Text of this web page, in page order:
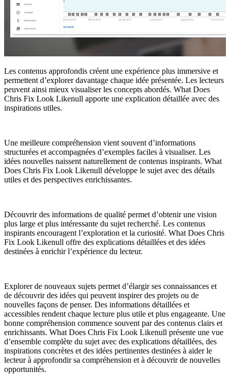
Les contenus approfondis créent une expérience plus immersive et
permettent d’explorer davantage chaque idée présentée. Les lecteurs
peuvent ainsi mieux visualiser les concepts abordés. What Does
Chris Fix Look Likenull apporte une explication détaillée avec des
inspirations utiles.
Une meilleure compréhension vient souvent d’informations
structurées et accompagnées d’exemples faciles à visualiser. Les
idées nouvelles naissent naturellement de contenus inspirants. What
Does Chris Fix Look Likenull développe le sujet avec des détails
utiles et des perspectives enrichissantes.
Découvrir des informations de qualité permet d’obtenir une vision
plus large et plus intéressante du sujet recherché. Les contenus
inspirants encouragent l’exploration et la curiosité. What Does Chris
Fix Look Likenull offre des explications détaillées et des idées
destinées à enrichir l’expérience du lecteur.
Explorer de nouveaux sujets permet d’élargir ses connaissances et
de découvrir des idées qui peuvent inspirer des projets ou de
nouvelles façons de penser. Des informations détaillées et
accessibles rendent chaque lecture plus utile et plus engageante. Une
bonne compréhension commence souvent par des contenus clairs et
enrichissants. What Does Chris Fix Look Likenull présente une vue
d’ensemble complète du sujet avec des explications détaillées, des
inspirations concrètes et des idées pertinentes destinées à aider le
lecteur à approfondir sa compréhension et à découvrir de nouvelles
opportunités.